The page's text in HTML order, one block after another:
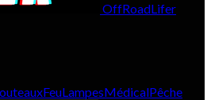
OffRoadLifer
FeuLampesMédicalPêche